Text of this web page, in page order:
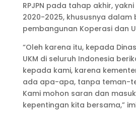
RPJPN pada tahap akhir,
2020-2025, khususnya dalam
pembangunan Koperasi dan
“Oleh karena itu, kepada
UKM di seluruh Indonesia
kepada kami, karena
ada apa-apa, tanpa teman-
Kami mohon saran dan
kepentingan kita bersama,”